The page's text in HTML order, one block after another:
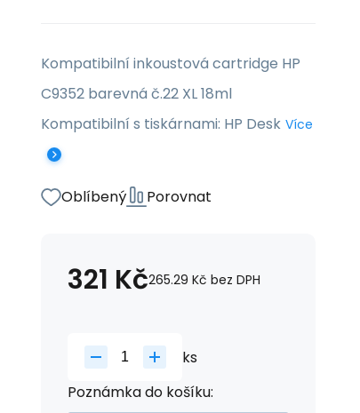
Kompatibilní inkoustová cartridge HP
C9352 barevná č.22 XL 18ml
Kompatibilní s tiskárnami: HP Desk Více
Oblíbený Porovnat
321 Kč265.29 Kč bez DPH
ks
Poznámka do košíku: